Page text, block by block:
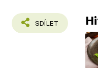
ČASOPIS
SDÍLET